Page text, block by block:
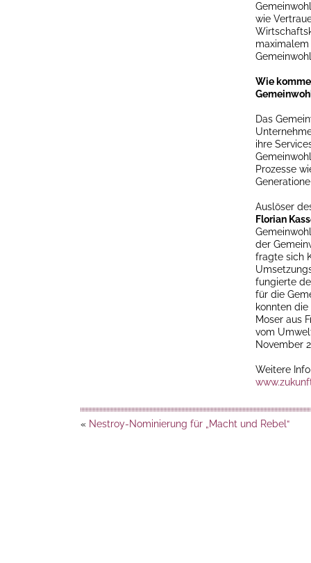
wie
Wie
Das
ihre
Prozesse
Auslöser
Florian
der
fragte sich
fungierte
für die
konnten
Moser aus
vom
November
Weitere
« Nestroy-Nominierung für „Macht und Rebel“